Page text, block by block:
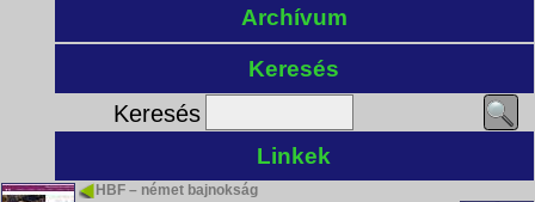
Archívum
Keresés
Keresés
Linkek
HBF – német bajnokság